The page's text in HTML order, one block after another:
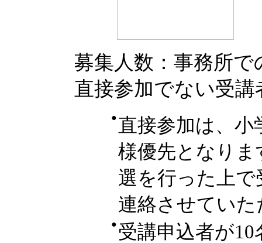
募集人数：事務所
直接参加でない受
● 直接参加は、小
様優先となりま
選を行った上
連絡させてい
● 受講申込者が